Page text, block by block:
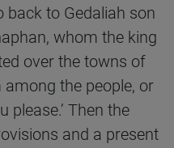
back to Gedaliah son
whom the king
over the towns of
the people, or
please.’ Then the
and a present